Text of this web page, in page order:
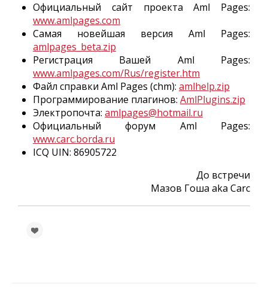
Официальный сайт проекта Aml Pages:
www.amlpages.com
Самая новейшая версия Aml Pages:
amlpages_beta.zip
Регистрация Вашей Aml Pages:
www.amlpages.com/Rus/register.htm
Файл справки Aml Pages (chm): amlhelp.zip
Программирование плагинов: AmlPlugins.zip
Электропочта: amlpages@hotmail.ru
Официальный форум Aml Pages:
www.carc.borda.ru
ICQ UIN: 86905722
До встречи
Мазов Гоша aka Carc